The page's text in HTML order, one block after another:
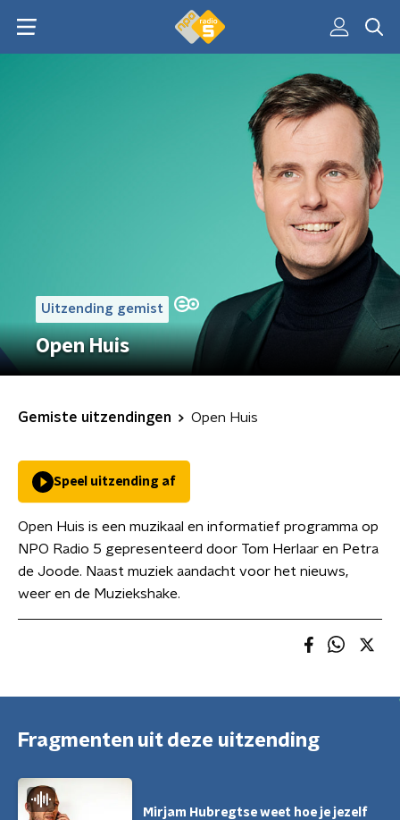
Uitzending gemist
Open Huis
Gemiste uitzendingen Open Huis
Speel uitzending af
Open Huis is een muzikaal en informatief programma op
NPO Radio 5 gepresenteerd door Tom Herlaar en Petra
de Joode. Naast muziek aandacht voor het nieuws,
weer en de Muziekshake.
Fragmenten uit deze uitzending
Mirjam Hubregtse weet hoe je jezelf